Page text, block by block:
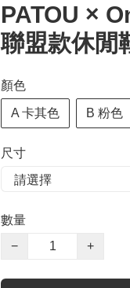
PATOU ×
聯盟款休閒
顏色
A 卡其色 B 粉色
尺寸
數量
−
+